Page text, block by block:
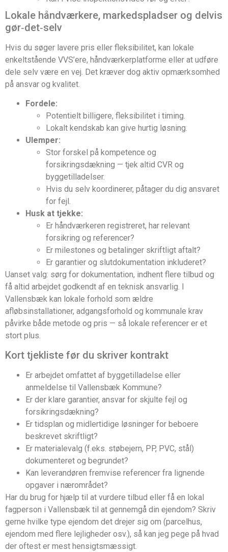
Lokale håndværkere, markedspladser og delvis
gør‑det‑selv
Hvis du søger lavere pris eller fleksibilitet, kan lokale
enkeltstående VVS’ere, håndværkerplatforme eller at udføre
dele selv være en vej. Det kræver dog aktiv opmærksomhed
på ansvar og kvalitet.
Fordele:
Potentielt billigere, fleksibilitet i timing.
Lokalt kendskab kan give hurtig løsning.
Ulemper:
Stor forskel på kompetence og
forsikringsdækning — tjek altid CVR og
byggetilladelser.
Hvis du selv koordinerer, påtager du dig ansvaret
for fejl.
Husk at tjekke:
Er håndværkeren registreret, har relevant
forsikring og referencer?
Er milestones og betalinger skriftligt aftalt?
Er garantier og slutdokumentation inkluderet?
Uanset valg: sørg for dokumentation, indhent flere tilbud og
få altid arbejdet godkendt af en teknisk ansvarlig. I
Vallensbæk kan lokale forhold som ældre
afløbsinstallationer, adgangsforhold og kommunale krav
påvirke både metode og pris — så lokale referencer er et
stort plus.
Kort tjekliste før du skriver kontrakt
Er arbejdet omfattet af byggetilladelse eller
anmeldelse til Vallensbæk Kommune?
Er der klare garantier, ansvar for skjulte fejl og
forsikringsdækning?
Er tidsplan og midlertidige løsninger for beboere
beskrevet skriftligt?
Er materialevalg (f.eks. støbejern, PP, PVC, stål)
dokumenteret og begrundet?
Kan leverandøren fremvise referencer fra lignende
opgaver i nærområdet?
Har du brug for hjælp til at vurdere tilbud eller få en lokal
fagperson i Vallensbæk til at gennemgå din ejendom? Skriv
gerne hvilke type ejendom det drejer sig om (parcelhus,
ejendom med flere lejligheder osv.), så kan jeg pege på hvad
der oftest er mest hensigtsmæssigt.